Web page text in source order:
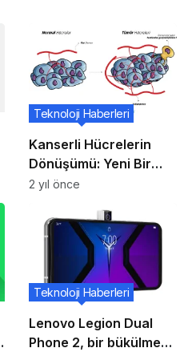
Kanserli Hücrelerin
Dönüşümü: Yeni Bir
Tedavi Yöntemi
Teknoloji Haberleri
2 yıl önce
Lenovo Legion Dual
Phone 2, bir bükülme
Teknoloji Haberleri